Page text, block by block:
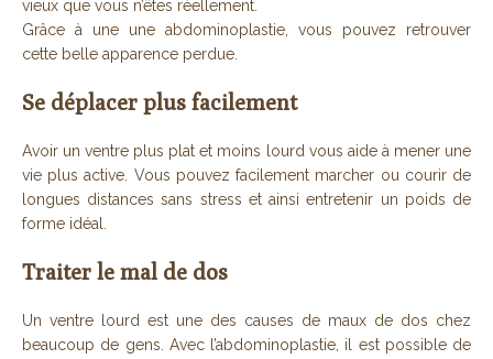
vieux que vous n’êtes réellement.
Grâce à une une abdominoplastie, vous pouvez retrouver
cette belle apparence perdue.
Se déplacer plus facilement
Avoir un ventre plus plat et moins lourd vous aide à mener une
vie plus active. Vous pouvez facilement marcher ou courir de
longues distances sans stress et ainsi entretenir un poids de
forme idéal.
Traiter le mal de dos
Un ventre lourd est une des causes de maux de dos chez
beaucoup de gens. Avec l’abdominoplastie, il est possible de